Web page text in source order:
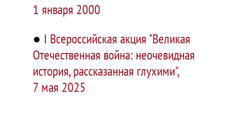
1 января 2000
● I Всероссийская акция "Великая
Отечественная война: неочевидная
история, рассказанная глухими",
7 мая 2025